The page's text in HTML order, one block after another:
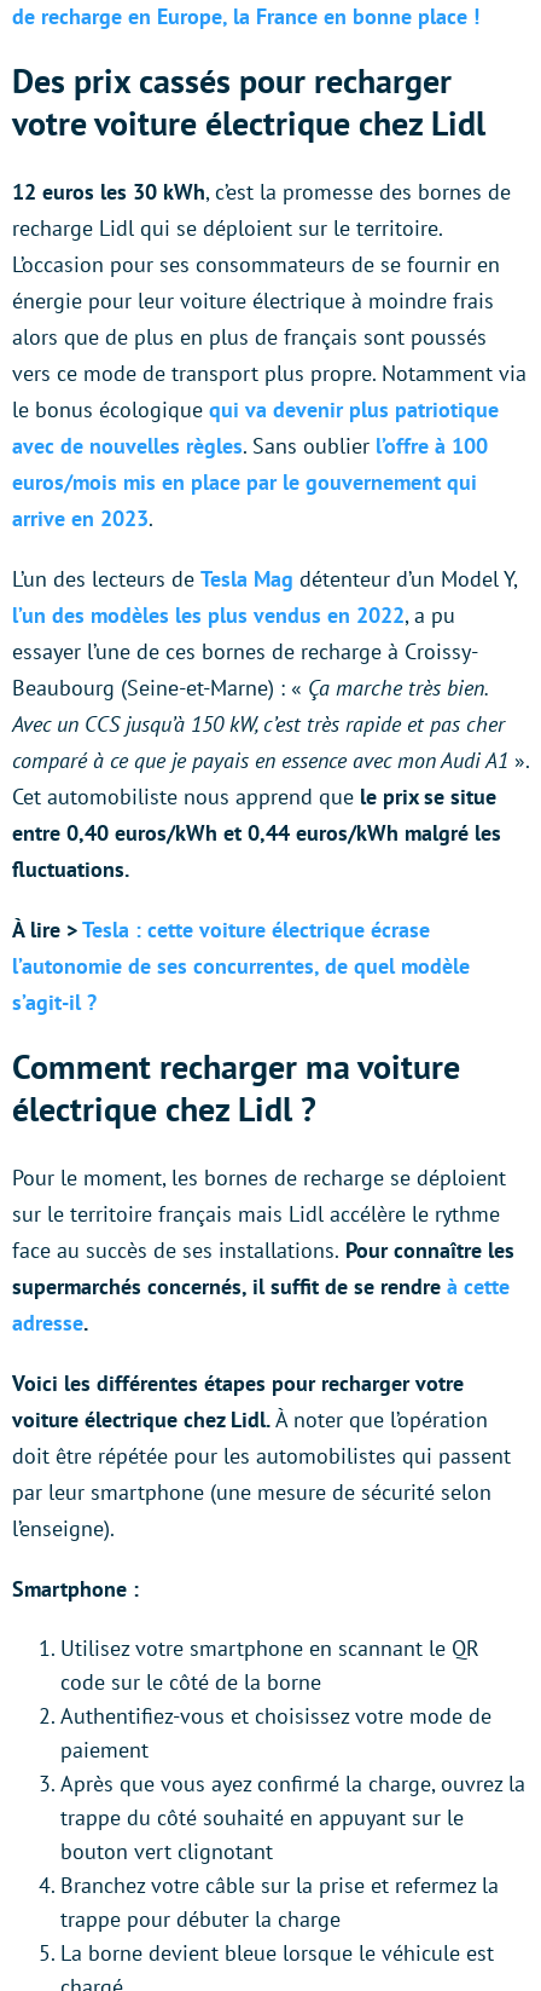
de recharge en Europe, la France en bonne place !
Des prix cassés pour recharger
votre voiture électrique chez Lidl
12 euros les 30 kWh, c’est la promesse des bornes de
recharge Lidl qui se déploient sur le territoire.
L’occasion pour ses consommateurs de se fournir en
énergie pour leur voiture électrique à moindre frais
alors que de plus en plus de français sont poussés
vers ce mode de transport plus propre. Notamment via
le bonus écologique qui va devenir plus patriotique
avec de nouvelles règles. Sans oublier l’offre à 100
euros/mois mis en place par le gouvernement qui
arrive en 2023.
L’un des lecteurs de Tesla Mag détenteur d’un Model Y,
l’un des modèles les plus vendus en 2022, a pu
essayer l’une de ces bornes de recharge à Croissy-
Beaubourg (Seine-et-Marne) : « Ça marche très bien.
Avec un CCS jusqu’à 150 kW, c’est très rapide et pas cher
comparé à ce que je payais en essence avec mon Audi A1 ».
Cet automobiliste nous apprend que le prix se situe
entre 0,40 euros/kWh et 0,44 euros/kWh malgré les
fluctuations.
À lire >Tesla : cette voiture électrique écrase
l’autonomie de ses concurrentes, de quel modèle
s’agit-il ?
Comment recharger ma voiture
électrique chez Lidl ?
Pour le moment, les bornes de recharge se déploient
sur le territoire français mais Lidl accélère le rythme
face au succès de ses installations. Pour connaître les
supermarchés concernés, il suffit de se rendre à cette
adresse.
Voici les différentes étapes pour recharger votre
voiture électrique chez Lidl.À noter que l’opération
doit être répétée pour les automobilistes qui passent
par leur smartphone (une mesure de sécurité selon
l’enseigne).
Smartphone :
Utilisez votre smartphone en scannant le QR
code sur le côté de la borne
Authentifiez-vous et choisissez votre mode de
paiement
Après que vous ayez confirmé la charge, ouvrez la
trappe du côté souhaité en appuyant sur le
bouton vert clignotant
Branchez votre câble sur la prise et refermez la
trappe pour débuter la charge
La borne devient bleue lorsque le véhicule est